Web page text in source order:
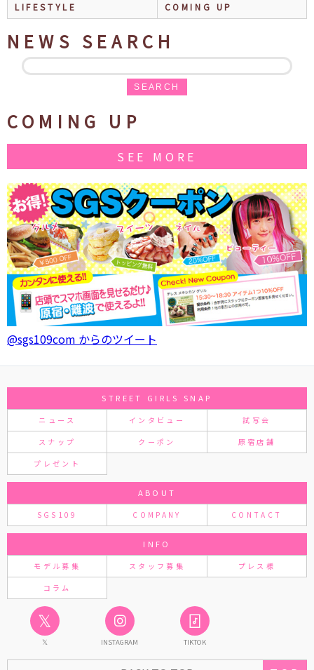
LIFESTYLE
COMING UP
NEWS SEARCH
SEARCH
COMING UP
SEE MORE
@sgs109com からのツイート
STREET GIRLS SNAP
ニュース インタビュー 試写会
スナップ クーポン 原宿店舗
プレゼント
ABOUT
SGS109 COMPANY CONTACT
INFO
モデル募集 スタッフ募集 プレス様
コラム
𝕏
𝕏 INSTAGRAM TIKTOK